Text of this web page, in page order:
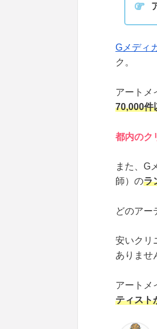
Gメディ
ク。
アートメ
70,000件
都内のク
また、G
師）のラ
どのアー
安いクリ
ありませ
アートメ
ティスト